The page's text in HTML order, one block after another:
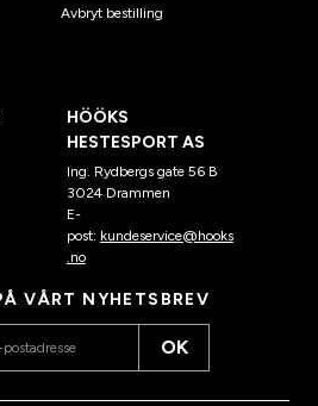
Avbryt bestilling
HÖÖKS
HESTESPORT AS
Ing. Rydbergs gate 56 B
3024 Drammen
E-
post: kundeservice@hooks
.no
VÅRT NYHETSBREV
OK